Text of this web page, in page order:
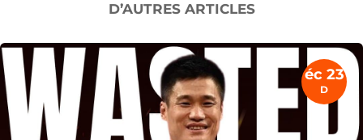
D’AUTRES ARTICLES
éc 23
D